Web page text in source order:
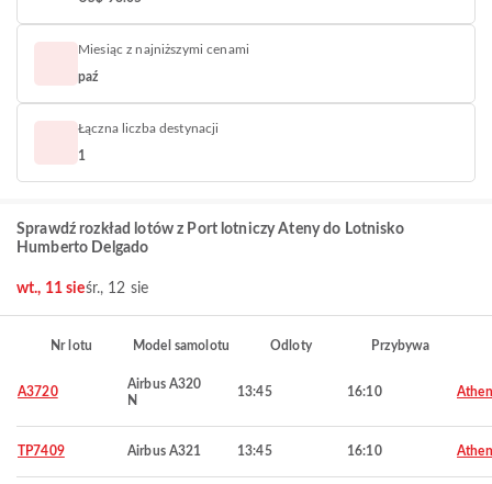
Miesiąc z najniższymi cenami
paź
Łączna liczba destynacji
1
Sprawdź rozkład lotów z Port lotniczy Ateny do Lotnisko
Humberto Delgado
wt., 11 sieśr., 12 sie
Nr lotu Model samolotu Odloty Przybywa
A3720
Airbus A320
N
13:45 16:10
TP7409 Airbus A321 13:45 16:10